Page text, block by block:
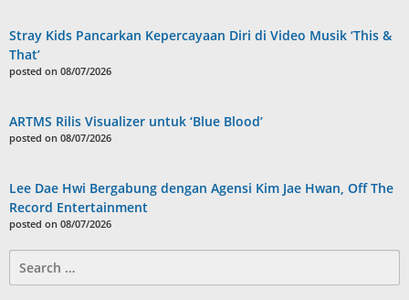
Stray Kids Pancarkan Kepercayaan Diri di Video Musik ‘This &
That’
posted on 08/07/2026
ARTMS Rilis Visualizer untuk ‘Blue Blood’
posted on 08/07/2026
Lee Dae Hwi Bergabung dengan Agensi Kim Jae Hwan, Off The
Record Entertainment
posted on 08/07/2026
for: